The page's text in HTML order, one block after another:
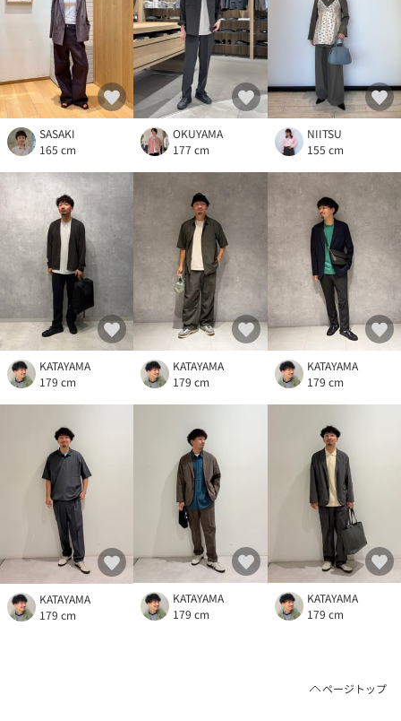
SASAKI
165 cm
OKUYAMA
177 cm
NIITSU
155 cm
KATAYAMA
179 cm
KATAYAMA
179 cm
KATAYAMA
179 cm
KATAYAMA
179 cm
KATAYAMA
179 cm
KATAYAMA
179 cm
ページトップ